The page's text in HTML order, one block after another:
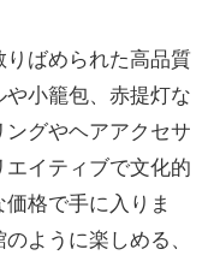
りばめられた高品質
小籠包、赤提灯な
グやヘアアクセサ
エイティブで文化的
格で手に入りま
ように楽しめる、